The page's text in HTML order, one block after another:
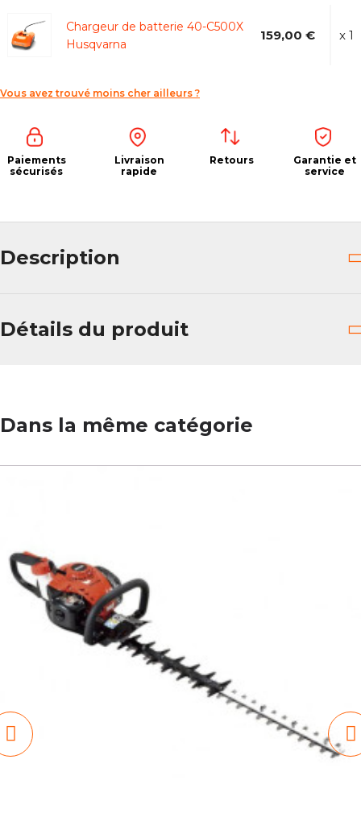
Chargeur de batterie 40-C500X
Husqvarna
159,00 € x 1
Vous avez trouvé moins cher ailleurs ?
Paiements
sécurisés
Livraison
rapide
Retours
Garantie et
service
Description
Détails du produit
Dans la même catégorie